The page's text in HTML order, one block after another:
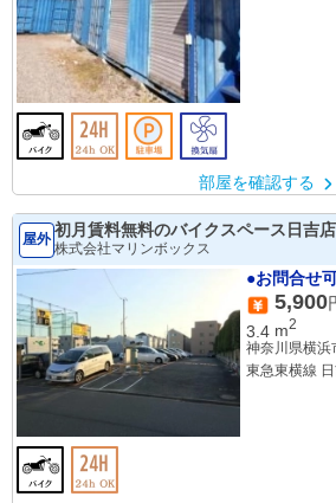
部屋を確認する
屋外 初月賃料無料のバイクスペース日吉店
株式会社マリンボックス
●お問合せ
5,900
3.4 m2
神奈川県横浜
東急東横線